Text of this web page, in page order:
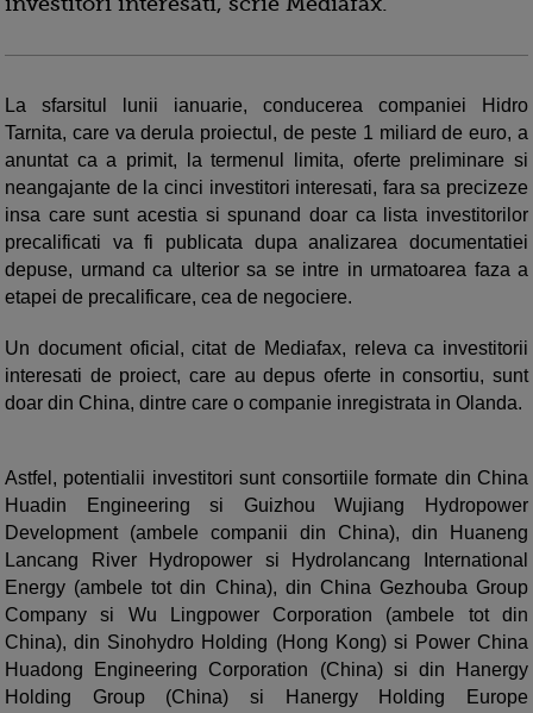
La sfarsitul lunii ianuarie, conducerea companiei Hidro
Tarnita, care va derula proiectul, de peste 1 miliard de euro, a
anuntat ca a primit, la termenul limita, oferte preliminare si
neangajante de la cinci investitori interesati, fara sa precizeze
insa care sunt acestia si spunand doar ca lista investitorilor
precalificati va fi publicata dupa analizarea documentatiei
depuse, urmand ca ulterior sa se intre in urmatoarea faza a
etapei de precalificare, cea de negociere.
Un document oficial, citat de Mediafax, releva ca investitorii
interesati de proiect, care au depus oferte in consortiu, sunt
doar din China, dintre care o companie inregistrata in Olanda.
Astfel, potentialii investitori sunt consortiile formate din China
Huadin Engineering si Guizhou Wujiang Hydropower
Development (ambele companii din China), din Huaneng
Lancang River Hydropower si Hydrolancang International
Energy (ambele tot din China), din China Gezhouba Group
Company si Wu Lingpower Corporation (ambele tot din
China), din Sinohydro Holding (Hong Kong) si Power China
Huadong Engineering Corporation (China) si din Hanergy
Holding Group (China) si Hanergy Holding Europe